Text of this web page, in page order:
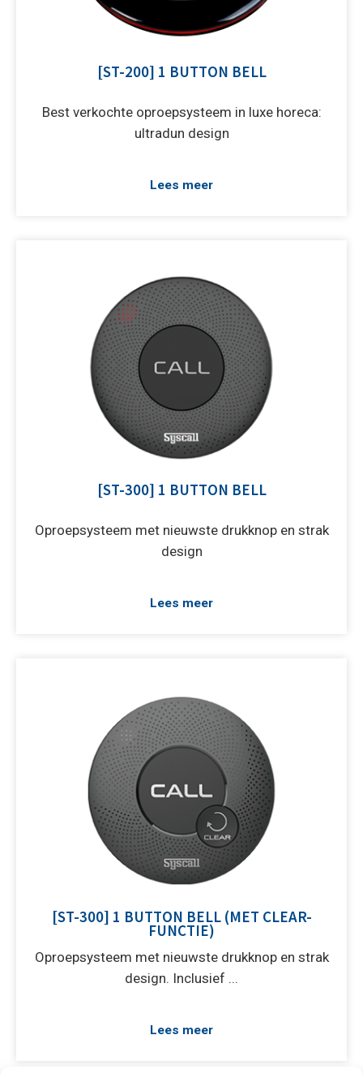
[ST-200] 1 BUTTON BELL
Best verkochte oproepsysteem in luxe horeca:
ultradun design
Lees meer
[ST-300] 1 BUTTON BELL
Oproepsysteem met nieuwste drukknop en strak
design
Lees meer
[ST-300] 1 BUTTON BELL (MET CLEAR-
FUNCTIE)
Oproepsysteem met nieuwste drukknop en strak
design. Inclusief ...
Lees meer